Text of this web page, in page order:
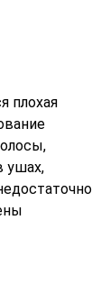
плохая
ушах,